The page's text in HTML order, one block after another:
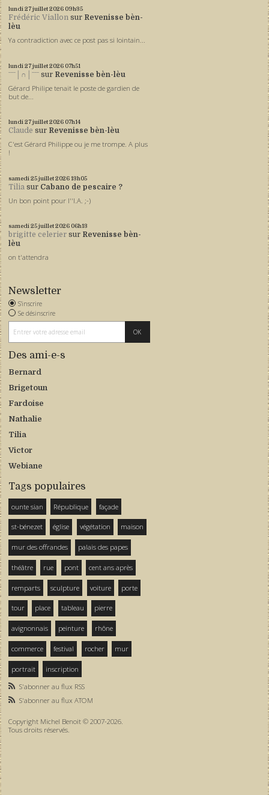
lundi 27juillet 2026 09h35
Frédéric Viallon sur Revenisse bèn-
lèu
Ya contradiction avec ce post pas si lointain...
lundi 27juillet 2026 07h51
ˉˉˉ│∩│ˉˉˉ sur Revenisse bèn-lèu
Gérard Philipe tenait le poste de gardien de
but de...
lundi 27juillet 2026 07h14
Claude sur Revenisse bèn-lèu
C'est Gérard Philippe ou je me trompe. A plus
!
samedi 25juillet 202613h05
Tilia sur Cabano de pescaire ?
Un bon point pour l''I.A. ;-)
samedi 25juillet 2026 06h13
brigitte celerier sur Revenisse bèn-
lèu
on t'attendra
Newsletter
S'inscrire
Se désinscrire
Des ami-e-s
Bernard
Brigetoun
Fardoise
Nathalie
Tilia
Victor
Webiane
Tags populaires
ounte sian République façade
st-bénezet église végétation maison
mur des offrandes palais des papes
théâtre rue pont cent ans après
remparts sculpture voiture porte
tour place tableau pierre
avignonnais peinture rhône
commerce festival rocher mur
portrait
inscription
S'abonner au flux RSS
S'abonner au flux ATOM
Copyright Michel Benoit © 2007-2026.
Tous droits réservés.